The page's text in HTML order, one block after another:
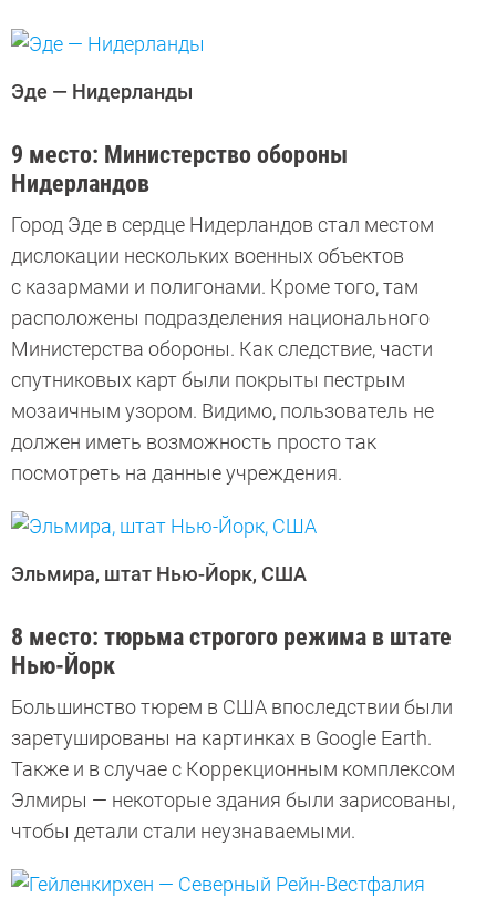
Эде — Нидерланды
9 место: Министерство обороны
Нидерландов
Город Эде в сердце Нидерландов стал местом
дислокации нескольких военных объектов
с казармами и полигонами. Кроме того, там
расположены подразделения национального
Министерства обороны. Как следствие, части
спутниковых карт были покрыты пестрым
мозаичным узором. Видимо, пользователь не
должен иметь возможность просто так
посмотреть на данные учреждения.
Эльмира, штат Нью-Йорк, США
8 место: тюрьма строгого режима в штате
Нью-Йорк
Большинство тюрем в США впоследствии были
заретушированы на картинках в Google Earth.
Также и в случае с Коррекционным комплексом
Элмиры — некоторые здания были зарисованы,
чтобы детали стали неузнаваемыми.